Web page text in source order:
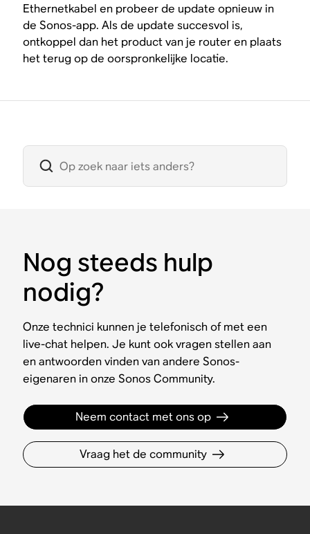
Ethernetkabel en probeer de update opnieuw in
de Sonos-app. Als de update succesvol is,
ontkoppel dan het product van je router en plaats
het terug op de oorspronkelijke locatie.
Nog steeds hulp
nodig?
Onze technici kunnen je telefonisch of met een
live-chat helpen. Je kunt ook vragen stellen aan
en antwoorden vinden van andere Sonos-
eigenaren in onze Sonos Community.
Neem contact met ons op
Vraag het de community